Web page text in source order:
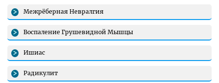
Межрёберная Невралгия
Воспаление Грушевидной Мышцы
Ишиас
Радикулит